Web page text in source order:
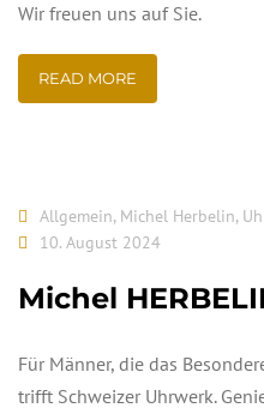
Wir freuen uns auf Sie.
READ MORE
Allgemein, Michel Herbelin,
10. August 2024
Michel
Für Männer, die das
trifft Schweizer Uhrwerk.